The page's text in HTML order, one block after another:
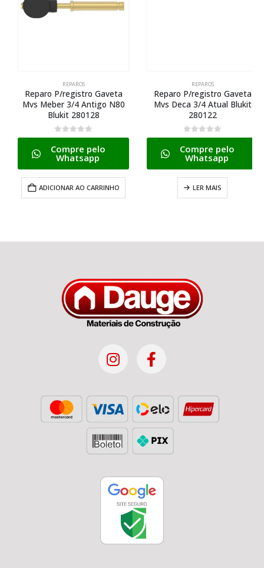
REPAROS
Reparo P/registro Gaveta
Mvs Meber 3/4 Antigo N80
Blukit 280128
0de 5
Compre pelo
Whatsapp
ADICIONAR AO CARRINHO
REPAROS
Reparo P/registro Gaveta
Mvs Deca 3/4 Atual Blukit
280122
0de 5
Compre pelo
Whatsapp
LER MAIS